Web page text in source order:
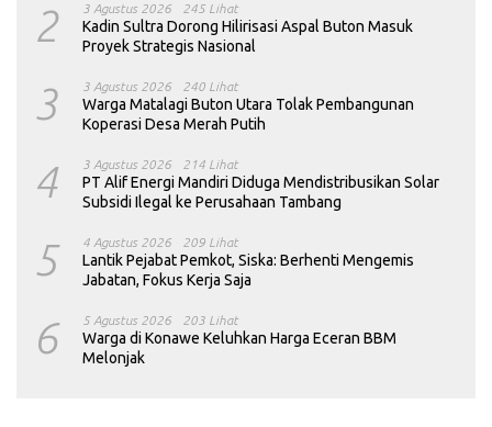
2 3 Agustus 2026 245 Lihat
Kadin Sultra Dorong Hilirisasi Aspal Buton Masuk
Proyek Strategis Nasional
3 3 Agustus 2026 240 Lihat
Warga Matalagi Buton Utara Tolak Pembangunan
Koperasi Desa Merah Putih
4 3 Agustus 2026 214 Lihat
PT Alif Energi Mandiri Diduga Mendistribusikan Solar
Subsidi Ilegal ke Perusahaan Tambang
5 4 Agustus 2026 209 Lihat
Lantik Pejabat Pemkot, Siska: Berhenti Mengemis
Jabatan, Fokus Kerja Saja
6 5 Agustus 2026 203 Lihat
Warga di Konawe Keluhkan Harga Eceran BBM
Melonjak